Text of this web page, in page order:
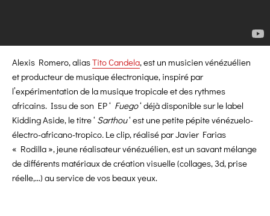
Alexis Romero, aliasTito Candela, est un musicien vénézuélien
et producteur de musique électronique, inspiré par
l’expérimentation de la musique tropicale et des rythmes
africains. Issu de son EP ‘ Fuego‘ déjà disponible sur le label
Kidding Aside, le titre ‘ Sarthou‘ est une petite pépite vénézuelo-
électro-africano-tropico. Le clip, réalisé par Javier Farias
« Rodilla », jeune réalisateur vénézuélien, est un savant mélange
de différents matériaux de création visuelle (collages, 3d, prise
réelle,…) au service de vos beaux yeux.